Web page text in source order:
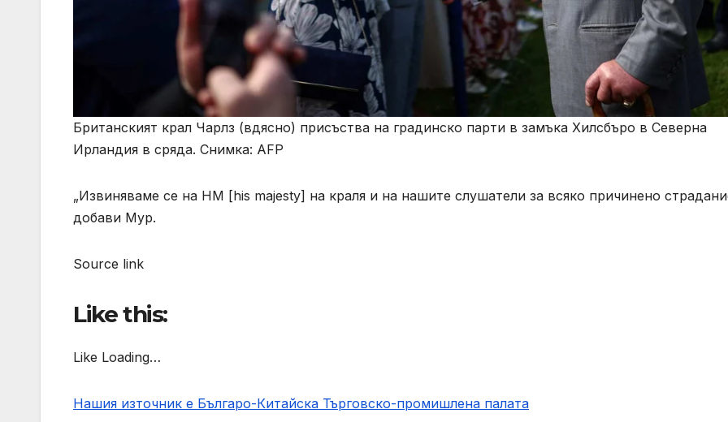
Британският крал Чарлз (вдясно) присъства на градинско парти в замъка Хилсбъро в Северна
Ирландия в сряда. Снимка: AFP
„Извиняваме се на HM [his majesty] на краля и на нашите слушатели за всяко причинено
добави Мур.
Source link
Like this:
Like Loading…
Нашия източник е Българо-Китайска Търговско-промишлена палaта